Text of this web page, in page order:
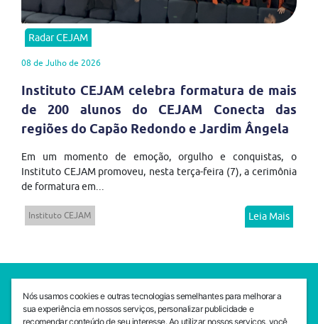
Radar CEJAM
08 de Julho de 2026
Instituto CEJAM celebra formatura de mais
de 200 alunos do CEJAM Conecta das
regiões do Capão Redondo e Jardim Ângela
Em um momento de emoção, orgulho e conquistas, o
Instituto CEJAM promoveu, nesta terça-feira (7), a cerimônia
de formatura em...
Instituto CEJAM Leia Mais
SEDE CEJAM
Av. da Liberdade, 765, Liberdade, São Paulo, 01503-001
(11) 3469 - 1818
Nós usamos cookies e outras tecnologias semelhantes para melhorar a
sua experiência em nossos serviços, personalizar publicidade e
recomendar conteúdo de seu interesse. Ao utilizar nossos serviços, você